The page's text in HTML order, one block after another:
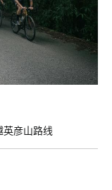
英彦山路线